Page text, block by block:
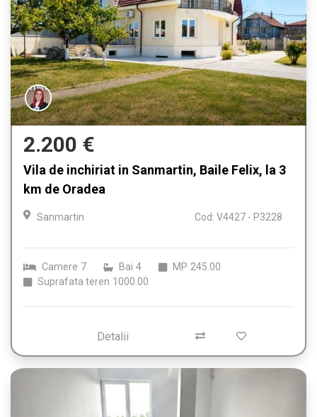
2.200 €
Vila de inchiriat in Sanmartin, Baile Felix, la 3
km de Oradea
Sanmartin Cod: V4427 - P3228
Camere 7 Bai 4 MP 245.00
Suprafata teren 1000.00
Detalii